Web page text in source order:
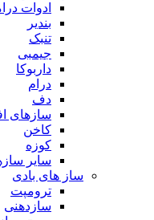
ادوات
بندیر
تنبک
جیمبی
داربوکا
درام
دف
سازهای
کاخن
کوزه
سایر
ساز های بادی
ترومپت
سازدهنی